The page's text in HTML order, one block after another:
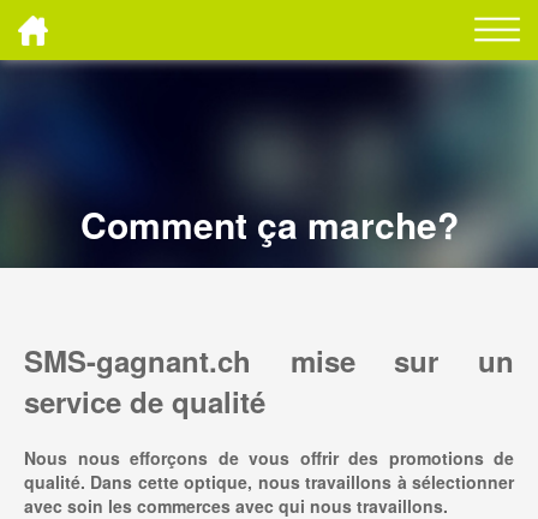
Comment ça marche?
SMS-gagnant.ch mise sur un
service de qualité
Nous nous efforçons de vous offrir des promotions de
qualité. Dans cette optique, nous travaillons à sélectionner
avec soin les commerces avec qui nous travaillons.